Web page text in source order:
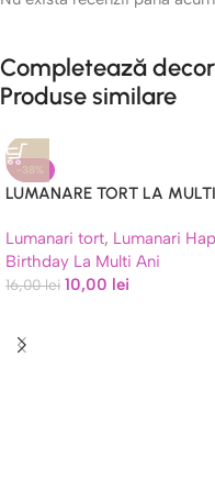
Completează
Produse similare
-38%
LUMANARE TORT LA MULTI
Lumanari tort, Lumanari
Birthday La Multi Ani
16,00lei 10,00 lei